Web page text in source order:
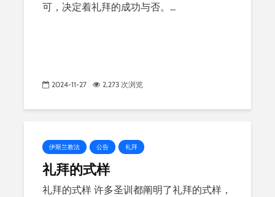
可，决定着礼拜的成功与否。...
2024-11-27 2,273 次浏览
伊斯兰教法 公告 礼拜
礼拜的式样
礼拜的式样 许多圣训都阐明了礼拜的式样，